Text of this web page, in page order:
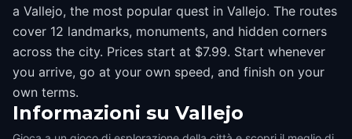
a Vallejo, the most popular quest in Vallejo. The routes
cover 12 landmarks, monuments, and hidden corners
across the city. Prices start at $7.99. Start whenever
you arrive, go at your own speed, and finish on your
own terms.
Informazioni su Vallejo